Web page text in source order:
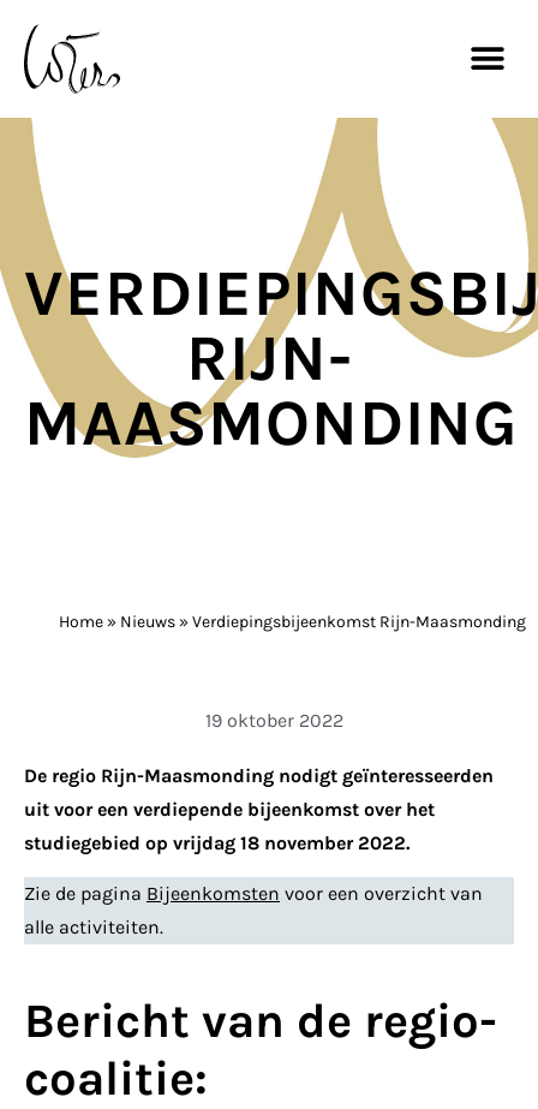
RIJN-
MAASMONDING
Home » Nieuws » Verdiepingsbijeenkomst Rijn-Maasmonding
19 oktober 2022
De regio Rijn-Maasmonding nodigt geïnteresseerden
uit voor een verdiepende bijeenkomst over het
studiegebied op vrijdag 18 november 2022.
Zie de pagina Bijeenkomsten voor een overzicht van
alle activiteiten.
Bericht van de regio-
coalitie: